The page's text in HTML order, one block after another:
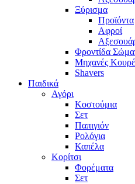
Ξύρισμα
Προϊόντα
Αφροί
Φροντίδα
Μηχανές
Shavers
Παιδικά
Αγόρι
Κοστούμια
Σετ
Παπιγιόν
Ρολόγια
Καπέλα
Κορίτσι
Φορέματα
Σετ